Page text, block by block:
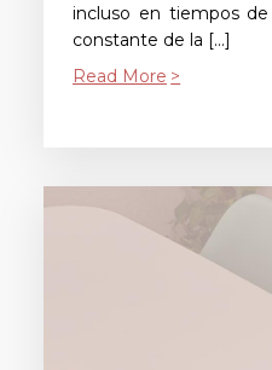
incluso en tiempos
constante de la […]
Read More